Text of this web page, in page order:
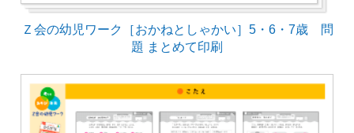
Ｚ会の幼児ワーク［おかねとしゃかい］5・6・7歳 問
題 まとめて印刷